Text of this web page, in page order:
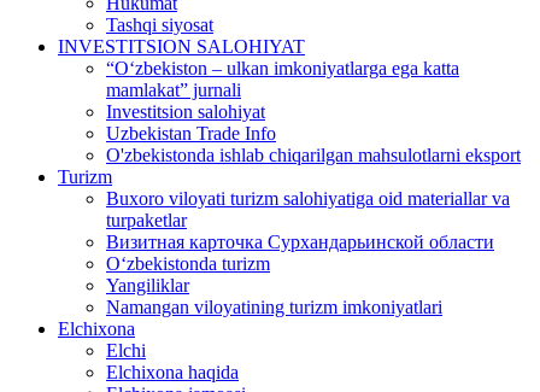
Tashqi siyosat
INVESTITSION SALOHIYAT
“Oʻzbekiston – ulkan imkoniyatlarga ega katta
mamlakat” jurnali
Investitsion salohiyat
Uzbekistan Trade Info
O'zbekistonda ishlab chiqarilgan mahsulotlarni eksport
Turizm
Buxoro viloyati turizm salohiyatiga oid materiallar va
turpaketlar
Визитная карточка Сурхандарьинской области
Oʻzbekistonda turizm
Yangiliklar
Namangan viloyatining turizm imkoniyatlari
Elchixona
Elchi
Elchixona haqida